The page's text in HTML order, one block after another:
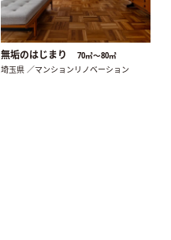
無垢のはじまり 70㎡〜80㎡
埼玉県 ／マンションリノベーション